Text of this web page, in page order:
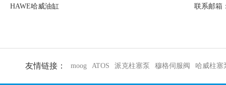
HAWE哈威油缸 联系邮箱
友情链接： moog ATOS 派克柱塞泵 穆格伺服阀 哈威柱塞